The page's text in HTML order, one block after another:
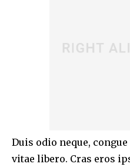
Duis odio neque,
vitae libero. Cras eros